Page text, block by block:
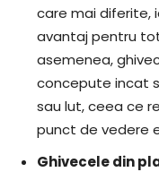
care mai diferite,
avantaj pentru
asemenea,
concepute incat
sau lut, ceea ce
punct de vedere
Ghivecele din